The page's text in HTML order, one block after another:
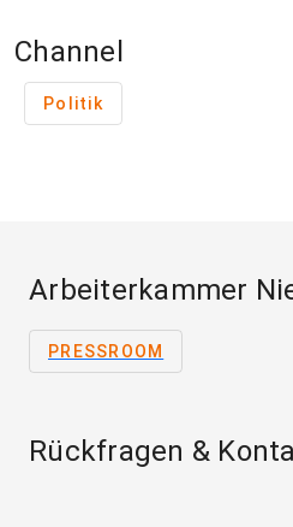
Channel
Politik
Arbeiterkammer
PRESSROOM
Rückfragen &